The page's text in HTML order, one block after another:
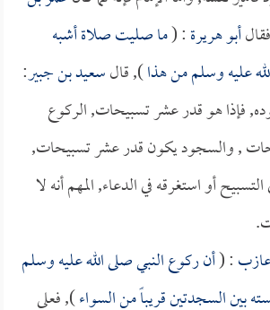
أبو هريرة: (ما صليت صلاة أشبه
عليه وسلم من هذا), قالسعيد بن جبير:
فإذا هو قدر عشر تسبيحات, الركوع
, والسجود يكون قدر عشر تسبيحات,
أو استغرقه في الدعاء, المهم أنه لا
: (أن ركوع النبي صلى الله عليه وسلم
بين السجدتين قريباً من السواء), فعلى